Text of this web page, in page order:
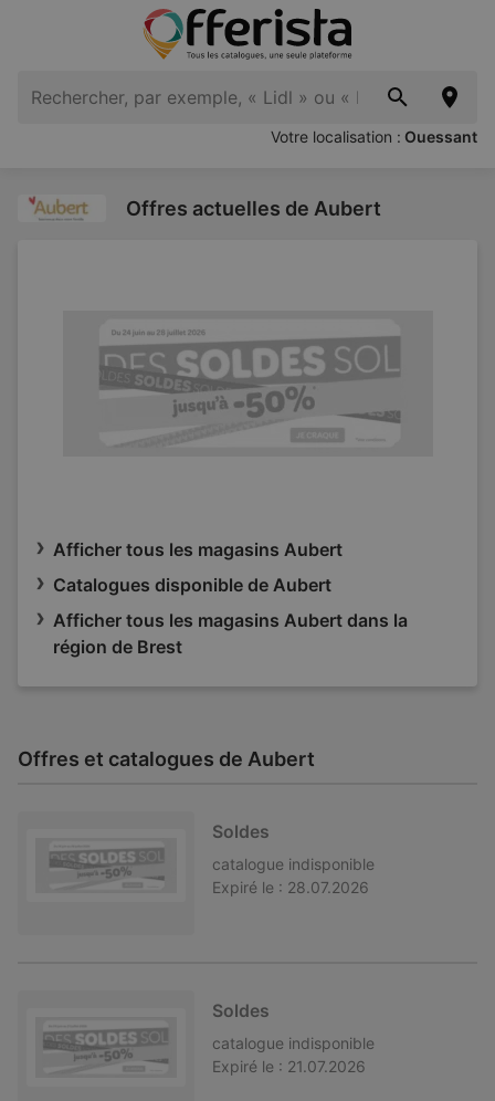
Votre localisation : Ouessant
Offres actuelles de Aubert
Afficher tous les magasins Aubert
Catalogues disponible de Aubert
Afficher tous les magasins Aubert dans la
région de Brest
Offres et catalogues de Aubert
Soldes
catalogue indisponible
Expiré le : 28.07.2026
Soldes
catalogue indisponible
Expiré le : 21.07.2026